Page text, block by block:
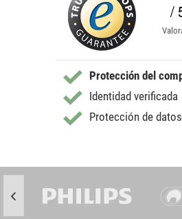
/
Protección del
Identidad verificada
Protección de